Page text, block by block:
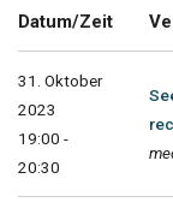
Datum/Zeit
31. Oktober
2023
19:00 -
20:30